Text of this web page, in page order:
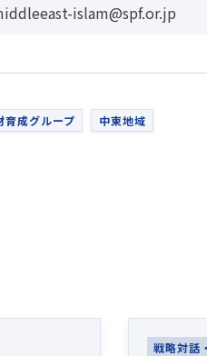
islam@spf.or.jp
育成グループ 中東地域
戦略対話